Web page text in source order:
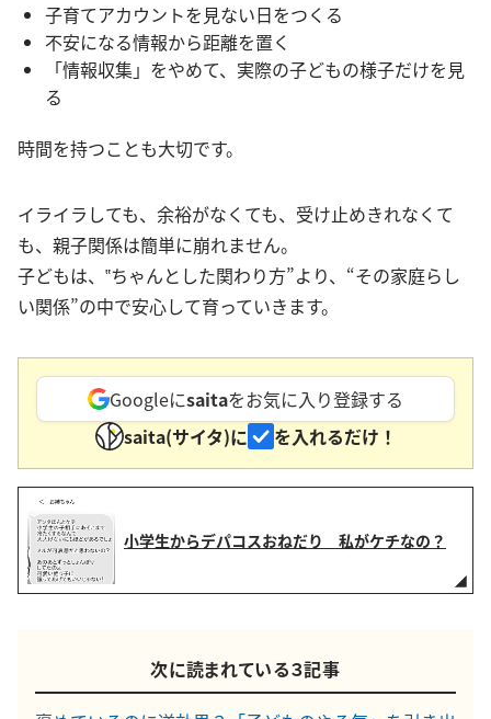
子育てアカウントを見ない日をつくる
不安になる情報から距離を置く
「情報収集」をやめて、実際の子どもの様子だけを見
る
時間を持つことも大切です。
イライラしても、余裕がなくても、受け止めきれなくて
も、親子関係は簡単に崩れません。
子どもは、‟ちゃんとした関わり方”より、“その家庭らし
い関係”の中で安心して育っていきます。
Googleにsaitaをお気に入り登録する
saita(サイタ)に
を入れるだけ！
小学生からデパコスおねだり 私がケチなの？
次に読まれている３記事